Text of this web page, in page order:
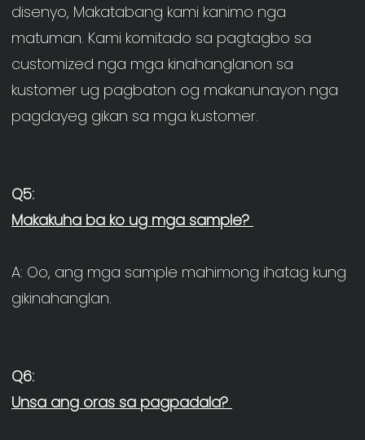
disenyo, Makatabang kami kanimo nga
matuman. Kami komitado sa pagtagbo sa
customized nga mga kinahanglanon sa
kustomer ug pagbaton og makanunayon nga
A: Oo, ang mga sample mahimong ihatag kung